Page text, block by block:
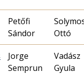
Petőfi
Sándor
Ottó
Jorge
Semprun
Vadász
Gyula